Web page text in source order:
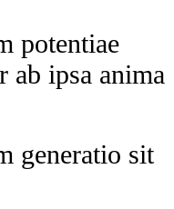
potentiae
ab ipsa anima
generatio sit